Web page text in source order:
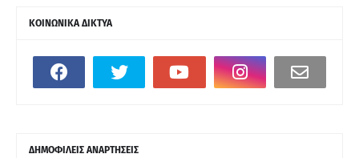
ΚΟΙΝΩΝΙΚΑ ΔΙΚΤΥΑ
ΔΗΜΟΦΙΛΕΙΣ ΑΝΑΡΤΗΣΕΙΣ